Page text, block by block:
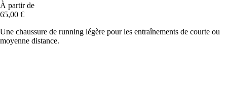
À partir de
65,00 €
Une chaussure de running légère pour les entraînements de courte ou
moyenne distance.